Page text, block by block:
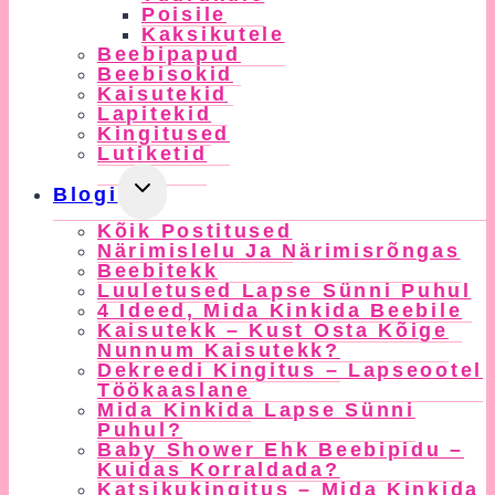
Poisile
Kaksikutele
Beebipapud
Beebisokid
Kaisutekid
Lapitekid
Kingitused
Lutiketid
Blogi
Toggle
Child
Menu
Kõik Postitused
Närimislelu Ja Närimisrõngas
Beebitekk
Luuletused Lapse Sünni Puhul
4 Ideed, Mida Kinkida Beebile
Kaisutekk – Kust Osta Kõige
Nunnum Kaisutekk?
Dekreedi Kingitus – Lapseootel
Töökaaslane
Mida Kinkida Lapse Sünni
Puhul?
Baby Shower Ehk Beebipidu –
Kuidas Korraldada?
Katsikukingitus – Mida Kinkida